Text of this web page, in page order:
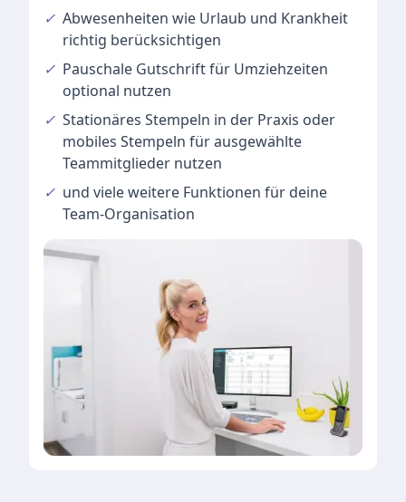
✓ Abwesenheiten wie Urlaub und Krankheit
richtig berücksichtigen
✓ Pauschale Gutschriftfür Umziehzeiten
optional nutzen
✓ Stationäres Stempeln in der Praxis oder
mobiles Stempeln für ausgewählte
Teammitglieder nutzen
✓ und vieleweitere Funktionen für deine
Team-Organisation